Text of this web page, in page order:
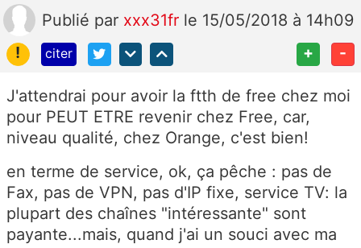
Publié par xxx31fr le 15/05/2018 à 14h09
!
citer + -
J'attendrai pour avoir la ftth de free chez moi
pour PEUT ETRE revenir chez Free, car,
niveau qualité, chez Orange, c'est bien!
en terme de service, ok, ça pêche : pas de
Fax, pas de VPN, pas d'IP fixe, service TV: la
plupart des chaînes "intéressante" sont
payante...mais, quand j'ai un souci avec ma